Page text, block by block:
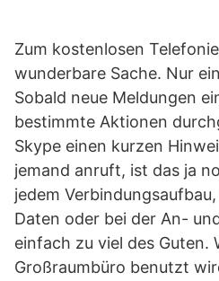
Zum kostenlosen
wunderbare Sache. Nur
Sobald neue Meldungen
bestimmte Aktionen
Skype einen kurzen
jemand anruft, ist das ja
jedem
Daten oder bei der An-
einfach zu viel des Guten.
Großraumbüro benutzt